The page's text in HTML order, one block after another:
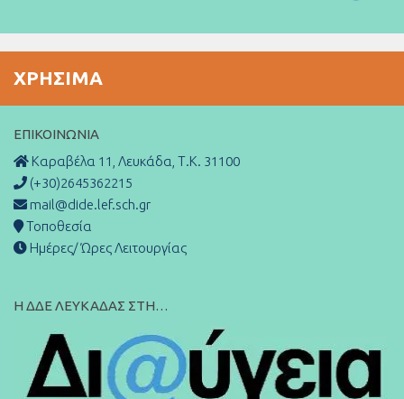
ΧΡΉΣΙΜΑ
ΕΠΙΚΟΙΝΩΝΊΑ
Καραβέλα 11, Λευκάδα, Τ.Κ. 31100
(+30)2645362215
mail@dide.lef.sch.gr
Τοποθεσία
Ημέρες/ Ώρες Λειτουργίας
Η ΔΔΕ ΛΕΥΚΑΔΑΣ ΣΤΗ…